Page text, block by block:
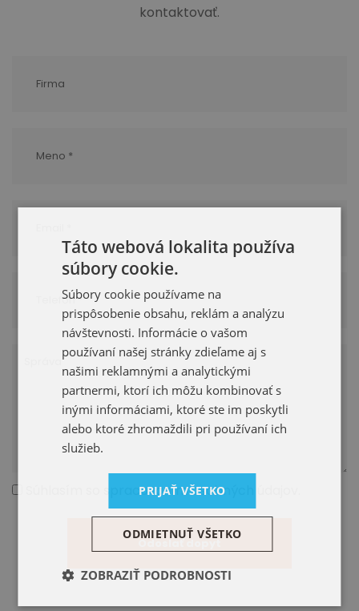
kontaktovať.
Súhlasím so spracovaním osobných údajov.
Táto webová lokalita používa
súbory cookie.
Súbory cookie používame na
prispôsobenie obsahu, reklám a analýzu
návštevnosti. Informácie o vašom
používaní našej stránky zdieľame aj s
našimi reklamnými a analytickými
partnermi, ktorí ich môžu kombinovať s
inými informáciami, ktoré ste im poskytli
alebo ktoré zhromaždili pri používaní ich
služieb.
PRIJAŤ VŠETKO
ODMIETNUŤ VŠETKO
ZOBRAZIŤ PODROBNOSTI